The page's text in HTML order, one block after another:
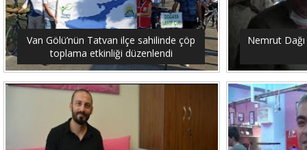
Van Gölü’nün Tatvan ilçe sahilinde çöp
toplama etkinliği düzenlendi
Nemrut